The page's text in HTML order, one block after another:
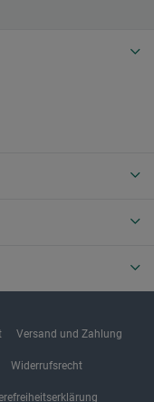
Versand und Zahlung
Widerrufsrecht